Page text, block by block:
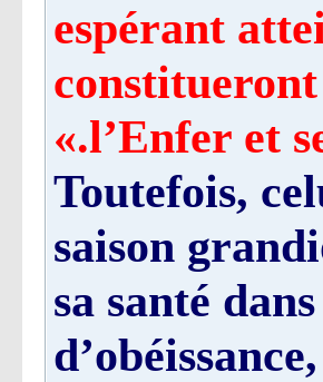
espérant
l’Enfer et
Toutefois,
saison
sa santé